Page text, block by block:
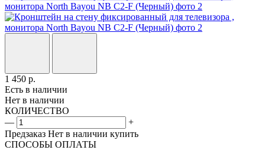
1 450 р.
Есть в наличии
Нет в наличии
КОЛИЧЕСТВО
—
+
Предзаказ Нет в наличии купить
СПОСОБЫ ОПЛАТЫ